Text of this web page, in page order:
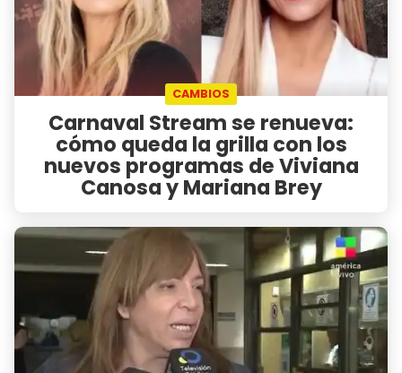
CAMBIOS
Carnaval Stream se renueva:
cómo queda la grilla con los
nuevos programas de Viviana
Canosa y Mariana Brey